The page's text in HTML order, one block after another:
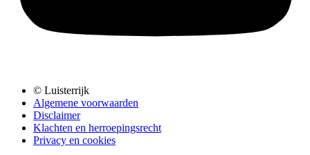
© Luisterrijk
Algemene voorwaarden
Disclaimer
Klachten en herroepingsrecht
Privacy en cookies